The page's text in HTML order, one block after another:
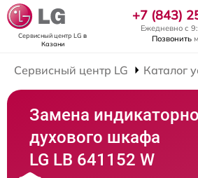
Сервисный центр LG в
Казани
+7 (843)
Ежедневно с
Позвонить
Сервисный центр LG Каталог
Замена
духового шкафа
LG LB 641152 W